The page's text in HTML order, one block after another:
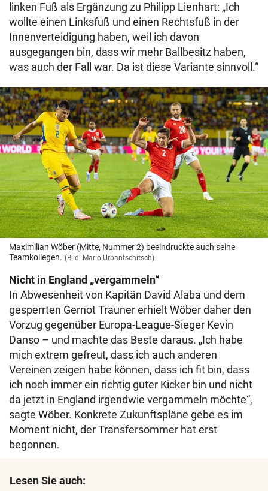
linken Fuß als Ergänzung zu Philipp Lienhart: „Ich
wollte einen Linksfuß und einen Rechtsfuß in der
Innenverteidigung haben, weil ich davon
ausgegangen bin, dass wir mehr Ballbesitz haben,
was auch der Fall war. Da ist diese Variante sinnvoll.“
Maximilian Wöber (Mitte, Nummer 2) beeindruckte auch seine
Teamkollegen. (Bild: Mario Urbantschitsch)
Nicht in England „vergammeln“
In Abwesenheit von Kapitän David Alaba und dem
gesperrten Gernot Trauner erhielt Wöber daher den
Vorzug gegenüber Europa-League-Sieger Kevin
Danso – und machte das Beste daraus. „Ich habe
mich extrem gefreut, dass ich auch anderen
Vereinen zeigen habe können, dass ich fit bin, dass
ich noch immer ein richtig guter Kicker bin und nicht
da jetzt in England irgendwie vergammeln möchte“,
sagte Wöber. Konkrete Zukunftspläne gebe es im
Moment nicht, der Transfersommer hat erst
begonnen.
Lesen Sie auch: